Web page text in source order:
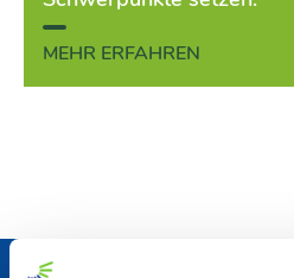
MEHR ERFAHREN